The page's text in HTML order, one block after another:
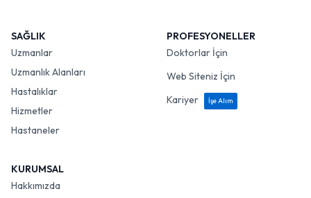
SAĞLIK
Uzmanlar
Uzmanlık Alanları
Hastalıklar
Hizmetler
Hastaneler
PROFESYONELLER
Doktorlar İçin
Web Siteniz İçin
Kariyer
İşe Alım
KURUMSAL
Hakkımızda